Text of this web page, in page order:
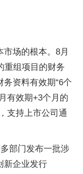
场的根本。8月
重组项目的财务
资料有效期“6个
有效期+3个月的
支持上市公司通
部门发布一批涉
新企业发行